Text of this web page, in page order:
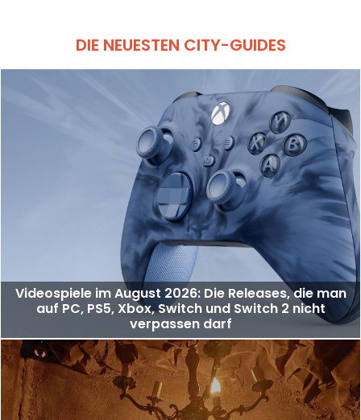
DIE NEUESTEN CITY-GUIDES
Videospiele im August 2026: Die Releases, die man
auf PC, PS5, Xbox, Switch und Switch 2 nicht
verpassen darf